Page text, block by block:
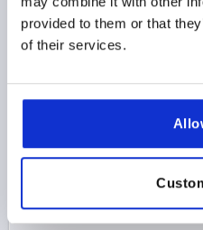
provided to them or that
of their services.
H5=5,5
H6=6,5 H8=15
SW=24
SW1=10
FORCE DE SERRAGE À 400
CONSOMMATION D’HUILE /
=1,13